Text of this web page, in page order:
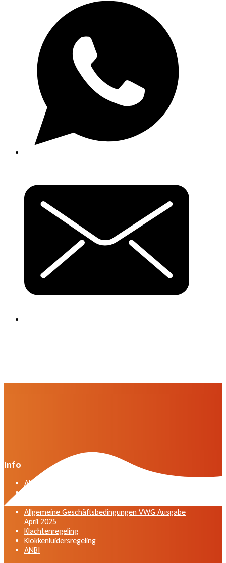
Info
Algemene voorwaarden VWG versie april 2025
Allgemeine Geschäftsbedingungen VWG Ausgabe
April 2025
Klachtenregeling
Klokkenluidersregeling
ANBI